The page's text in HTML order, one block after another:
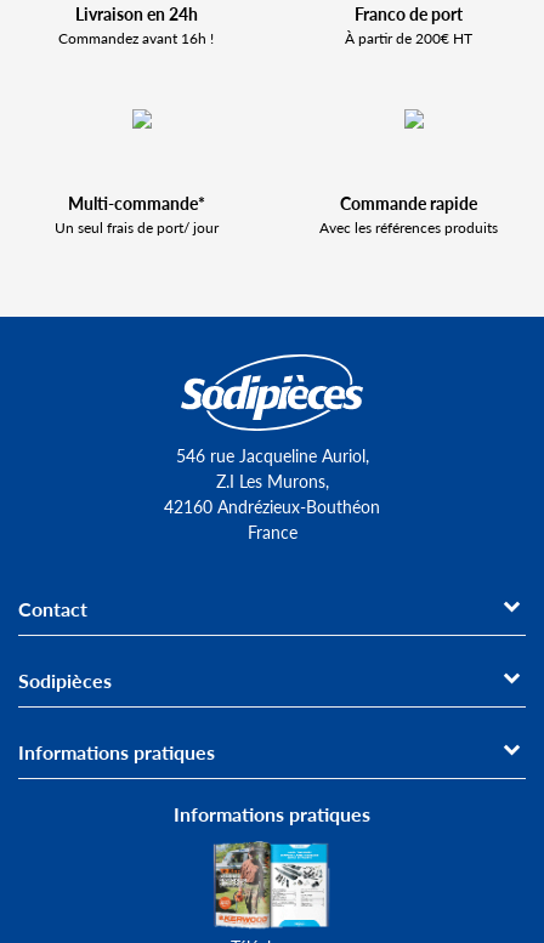
Livraison en 24h
Commandez avant 16h !
Franco de port
À partir de 200€ HT
Multi-commande*
Un seul frais de port/ jour
Commande rapide
Avec les références produits
546 rue Jacqueline Auriol,
Z.I Les Murons,
42160 Andrézieux-Bouthéon
France
Contact
Sodipièces
Informations pratiques
Informations pratiques